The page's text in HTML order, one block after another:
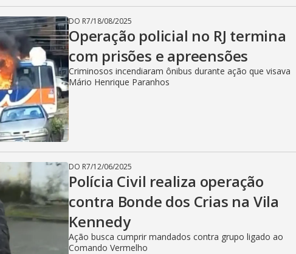
DO R7/18/08/2025
Operação policial no RJ termina
com prisões e apreensões
Criminosos incendiaram ônibus durante ação que visava
Mário Henrique Paranhos
DO R7/12/06/2025
Polícia Civil realiza operação
contra Bonde dos Crias na Vila
Kennedy
Ação busca cumprir mandados contra grupo ligado ao
Comando Vermelho